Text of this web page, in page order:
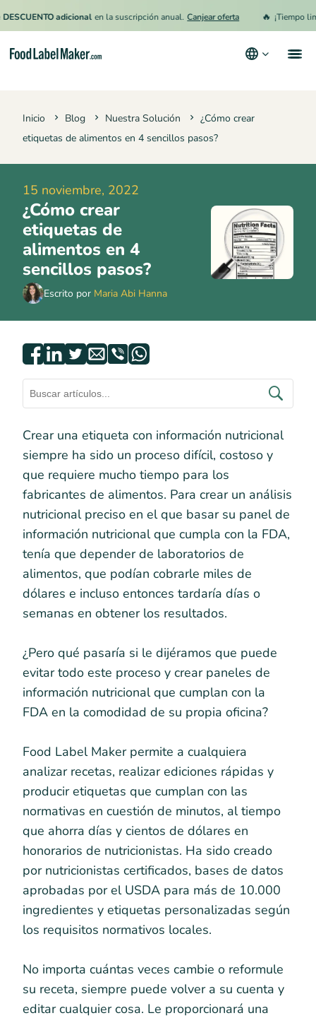
adicional en la suscripción anual. Canjear oferta ¡Tiempo
Inicio Blog Nuestra Solución
¿Cómo crear
etiquetas de alimentos en 4 sencillos pasos?
15 noviembre, 2022
¿Cómo crear
etiquetas de
alimentos en 4
sencillos pasos?
Escrito por Maria Abi Hanna
Crear una etiqueta con información nutricional
siempre ha sido un proceso difícil, costoso y
que requiere mucho tiempo para los
fabricantes de alimentos. Para crear un análisis
nutricional preciso en el que basar su panel de
información nutricional que cumpla con la FDA,
tenía que depender de laboratorios de
alimentos, que podían cobrarle miles de
dólares e incluso entonces tardaría días o
semanas en obtener los resultados.
¿Pero qué pasaría si le dijéramos que puede
evitar todo este proceso y crear paneles de
información nutricional que cumplan con la
FDA en la comodidad de su propia oficina?
Food Label Maker permite a cualquiera
analizar recetas, realizar ediciones rápidas y
producir etiquetas que cumplan con las
normativas en cuestión de minutos, al tiempo
que ahorra días y cientos de dólares en
honorarios de nutricionistas. Ha sido creado
por nutricionistas certificados, bases de datos
aprobadas por el USDA para más de 10.000
ingredientes y etiquetas personalizadas según
los requisitos normativos locales.
No importa cuántas veces cambie o reformule
su receta, siempre puede volver a su cuenta y
editar cualquier cosa. Le proporcionará una
Contrata a un Especialista
Recursos
Términos y condiciones
Política de privacidad